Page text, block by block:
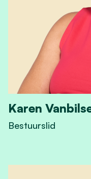
Karen
Bestuurslid